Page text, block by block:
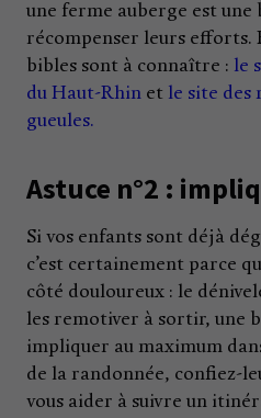
une ferme auberge est une
récompenser leurs efforts.
bibles sont à connaître : le
du Haut-Rhin et le site des
gueules.
Astuce n°2 :
Si vos enfants sont déjà
c’est certainement parce
côté douloureux : le
les remotiver à sortir, une
impliquer au maximum
de la randonnée, confiez-
vous aider à suivre un